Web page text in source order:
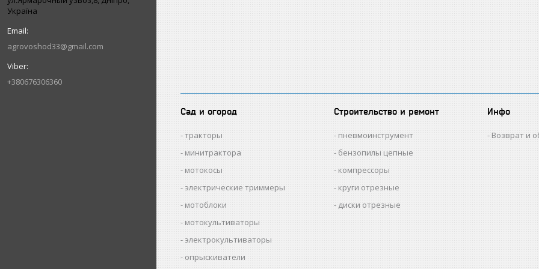
Україна
agrovoshod33@gmail.com
+380676306360
Сад и огород
тракторы
минитрактора
мотокосы
электрические триммеры
мотоблоки
мотокультиваторы
электрокультиваторы
опрыскиватели
Строительство и ремонт
пневмоинструмент
бензопилы цепные
компрессоры
круги отрезные
диски отрезные
Инфо
Возврат и